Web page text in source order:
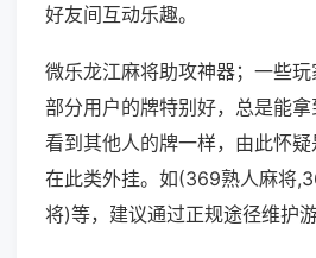
好友间互动乐趣。
微乐龙江麻将助攻神器；一些
部分用户的牌特别好，总是能
看到其他人的牌一样，由此怀
在此类外挂。如(369熟人麻将
将)等，建议通过正规途径维护游